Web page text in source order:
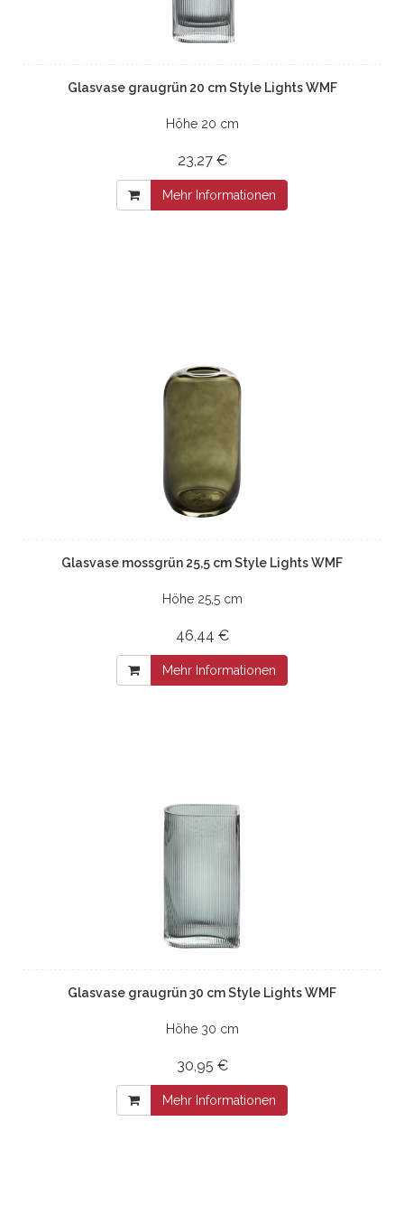
Glasvase graugrün 20 cm Style Lights WMF
Höhe 20 cm
23,27 €
Mehr Informationen
Glasvase mossgrün 25,5 cm Style Lights WMF
Höhe 25,5 cm
46,44 €
Mehr Informationen
Glasvase graugrün 30 cm Style Lights WMF
Höhe 30 cm
30,95 €
Mehr Informationen